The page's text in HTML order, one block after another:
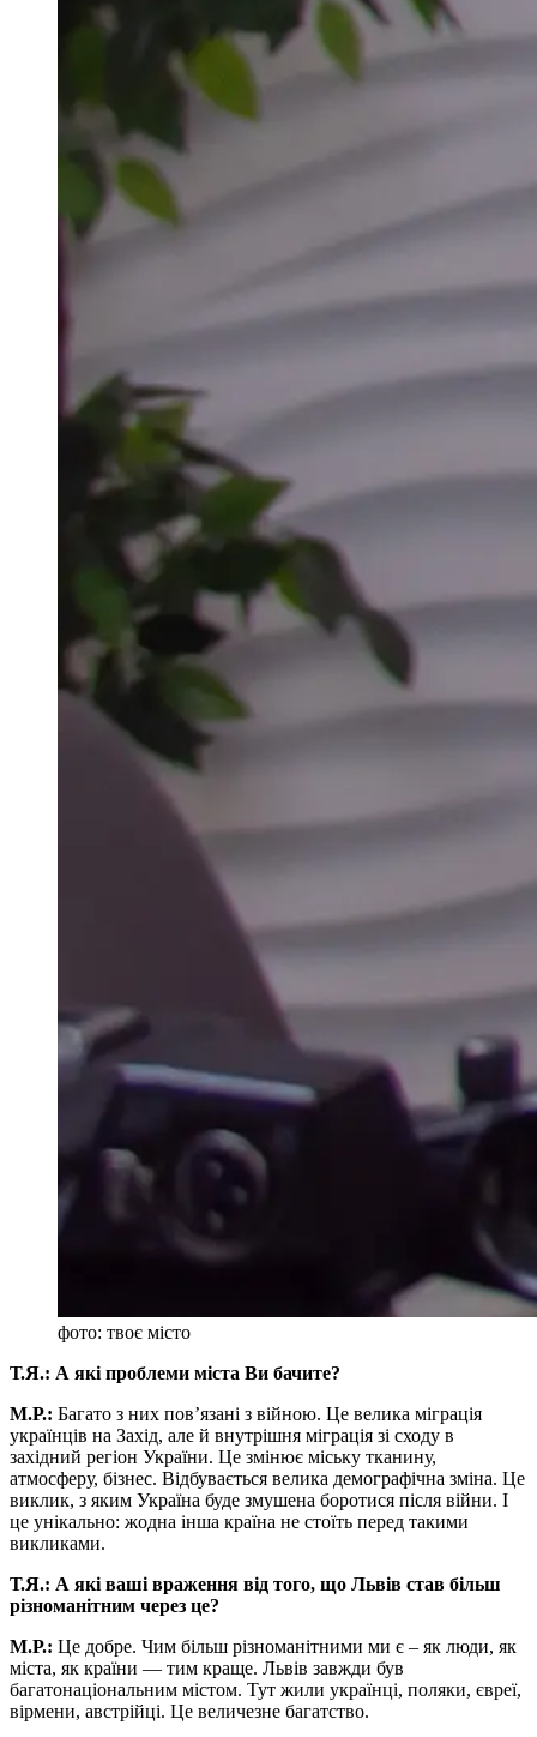
фото: твоє місто
Т.Я.: А які проблеми міста Ви бачите?
М.Р.: Багато з них пов’язані з війною. Це велика міграція
українців на Захід, але й внутрішня міграція зі сходу в
західний регіон України. Це змінює міську тканину,
атмосферу, бізнес. Відбувається велика демографічна зміна. Це
виклик, з яким Україна буде змушена боротися після війни. І
це унікально: жодна інша країна не стоїть перед такими
викликами.
Т.Я.: А які ваші враження від того, що Львів став більш
різноманітним через це?
М.Р.: Це добре. Чим більш різноманітними ми є – як люди, як
міста, як країни — тим краще. Львів завжди був
багатонаціональним містом. Тут жили українці, поляки, євреї,
вірмени, австрійці. Це величезне багатство.